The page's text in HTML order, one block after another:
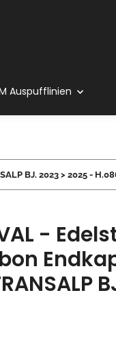
Auspufflinien
BJ. 2023 > 2025 -
-